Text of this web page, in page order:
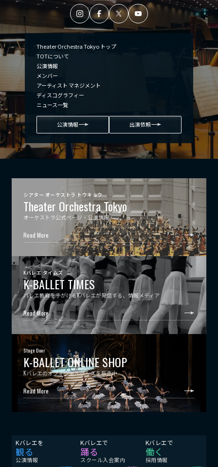
Theater Orchestra Tokyo トップ
TOTについて
公演情報
メンバー
アーティスト マネジメント
ディスコグラフィー
ニュース一覧
公演情報 出演依頼
シアター オーケストラ トウキョウ
Theater Orchestra Tokyo
オーケストラ公式ページ・公演情報
Read More
Kバレエ タイムズ
K-BALLET TIMES
バレエ教育を手がけるKバレエが発信する、情報メディア
Read More
Stage Door
K-BALLET ONLINE SHOP
Kバレエのオフィシャルグッズを販売中
Read More
Kバレエを
観る
公演情報
Kバレエで
踊る
スクール入会案内
Kバレエで
働く
採用情報